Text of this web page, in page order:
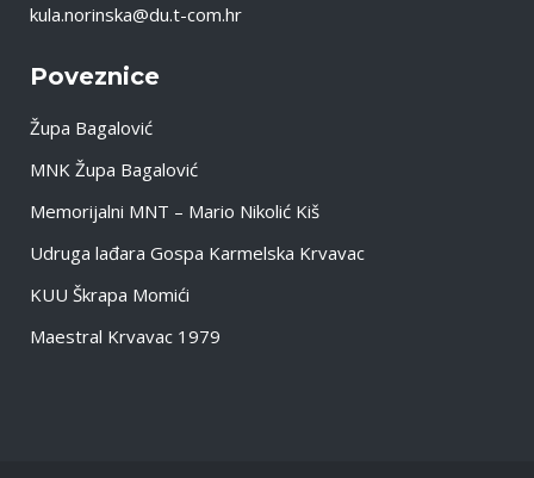
kula.norinska@du.t-com.hr
Poveznice
Župa Bagalović
MNK Župa Bagalović
Memorijalni MNT – Mario Nikolić Kiš
Udruga lađara Gospa Karmelska Krvavac
KUU Škrapa Momići
Maestral Krvavac 1979